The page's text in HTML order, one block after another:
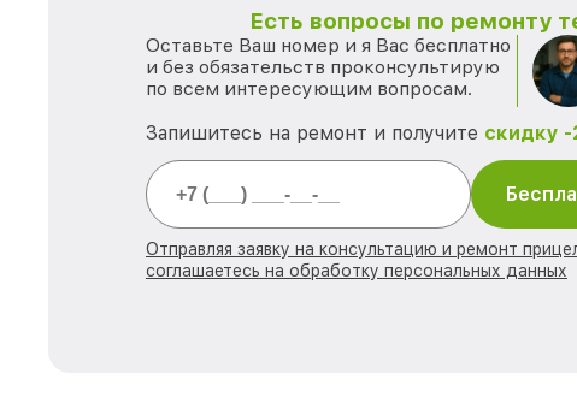
Есть вопросы по ремонту
Оставьте Ваш номер и я Вас бесплатно
и без обязательств проконсультирую
по всем интересующим вопросам.
Запишитесь на ремонт и получите скидку -
Отправляя заявку на консультацию и ремонт
соглашаетесь на обработку персональных данных